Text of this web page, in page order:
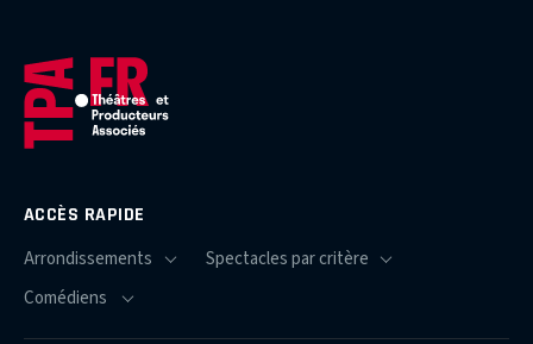
ACCÈS RAPIDE